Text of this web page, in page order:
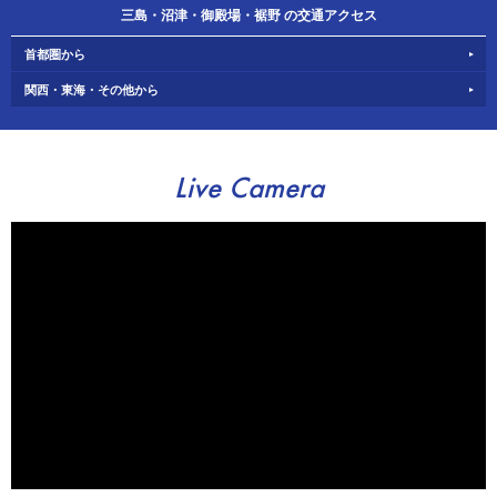
三島・沼津・御殿場・裾野 の交通アクセス
首都圏から
関西・東海・その他から
Live Camera